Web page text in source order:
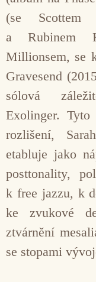
(se Scottem
a Rubinem
Millionsem, se
Gravesend
sólová
Exolinger.
rozlišení,
etabluje jako
posttonality,
k free jazzu, k
ke zvukové
ztvárnění
se stopami